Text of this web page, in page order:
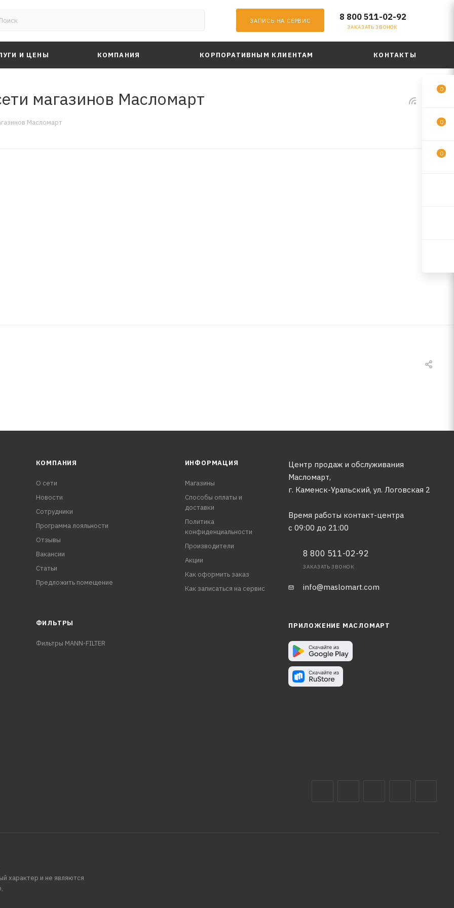
ЗАПИСЬ НА СЕРВИС 8 800 511-02-92
ЗАКАЗАТЬ ЗВОНОК
И ЦЕНЫ КОМПАНИЯ КОРПОРАТИВНЫМ КЛИЕНТАМ КОНТАКТЫ
магазинов Масломарт
Масломарт
КОМПАНИЯ
О сети
Новости
Сотрудники
Программа лояльности
Отзывы
Вакансии
Статьи
Предложить помещение
ИНФОРМАЦИЯ
Магазины
Способы оплаты и
доставки
Политика
конфиденциальности
Производители
Акции
Как оформить заказ
Как записаться на сервис
Центр продаж и обслуживания
Масломарт,
г. Каменск-Уральский, ул. Логовская 2
Время работы контакт-центра
с 09:00 до 21:00
8 800 511-02-92
ЗАКАЗАТЬ ЗВОНОК
info@maslomart.com
ФИЛЬТРЫ
Фильтры MANN-FILTER
ПРИЛОЖЕНИЕ МАСЛОМАРТ
характер и не являются
0
0
0